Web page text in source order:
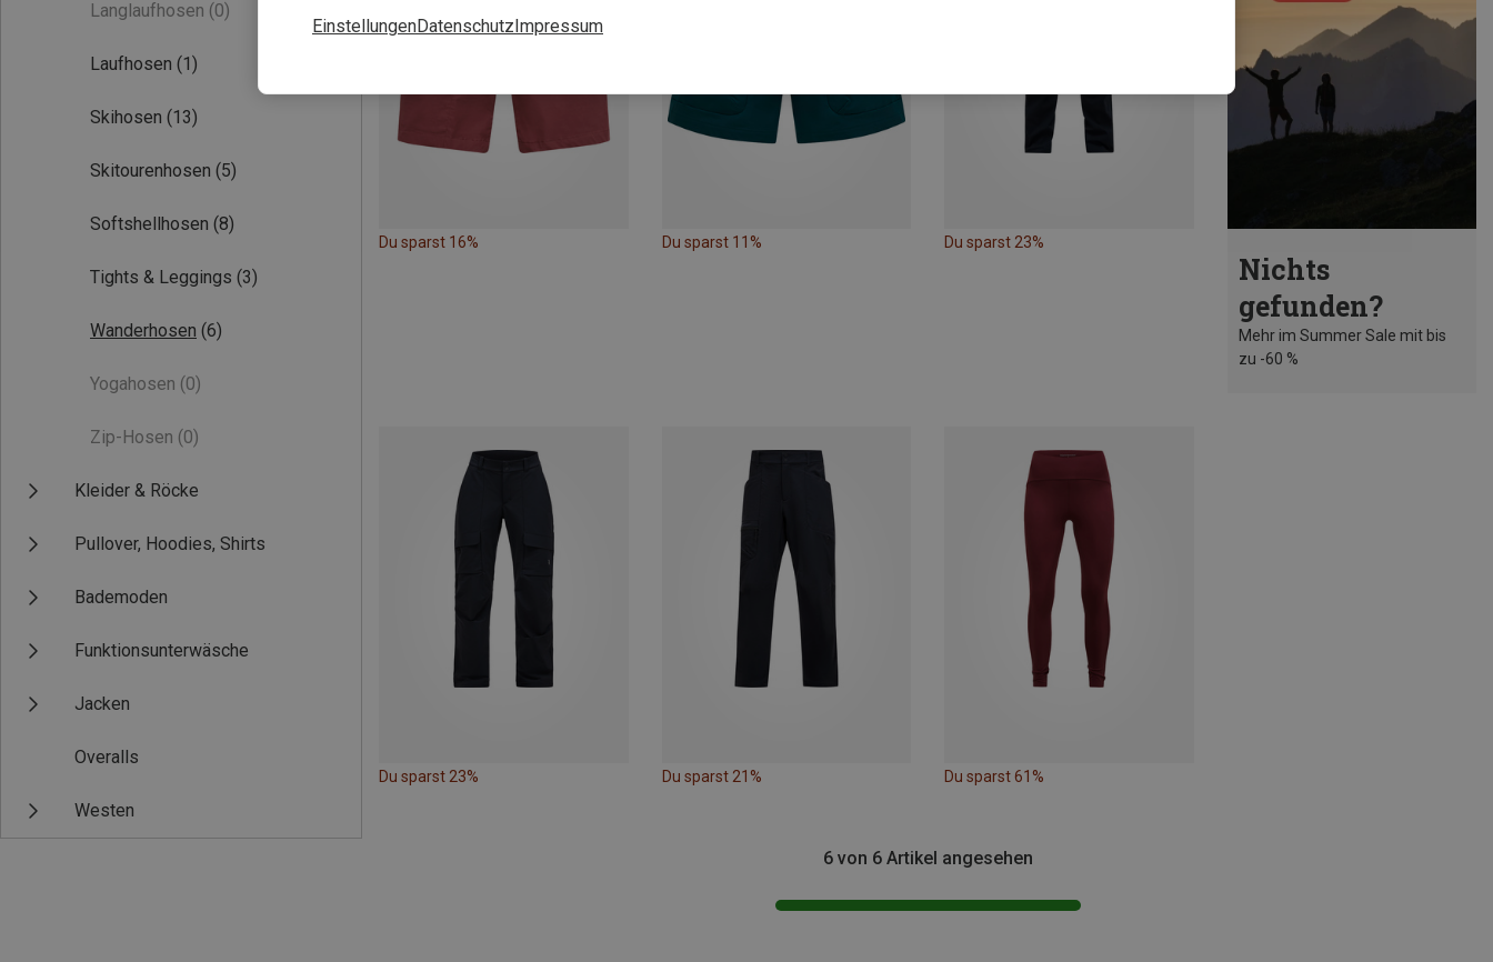
Langlaufhosen (0)
Laufhosen (1)
Skihosen (13)
Skitourenhosen (5)
Softshellhosen (8)
Tights & Leggings (3)
Wanderhosen (6)
Yogahosen (0)
Zip-Hosen (0)
Kleider & Röcke
Pullover, Hoodies, Shirts
Bademoden
Funktionsunterwäsche
Jacken
Overalls
Westen
Du sparst 16% Du sparst 11% Du sparst 23%
Nichts
gefunden?
Mehr im Summer Sale mit bis
zu -60 %
Du sparst 23% Du sparst 21% Du sparst 61%
6 von 6 Artikel angesehen
EinstellungenDatenschutz Impressum